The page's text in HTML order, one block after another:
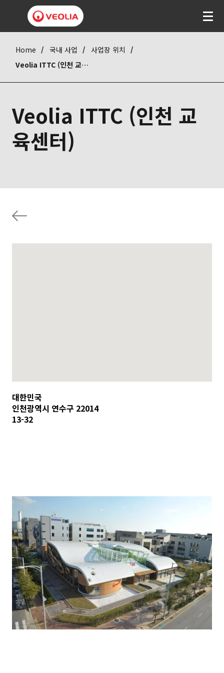
Home 국내 사업
사업장 위치
Veolia ITTC (인천 교육센터)
Veolia ITTC (인천 교
육센터)
대한민국
인천광역시 연수구 22014
13-32